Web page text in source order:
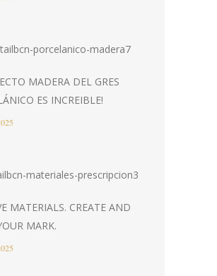
MADERA DEL GRES
ES INCREIBLE!
MATERIALS. CREATE AND
MARK.